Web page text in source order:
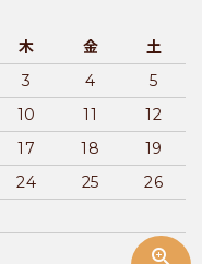
zoom_in
木 金
土
3 4
5
10 11
12
17 18
19
24 25
26